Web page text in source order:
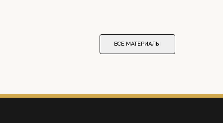
ВСЕ МАТЕРИАЛЫ